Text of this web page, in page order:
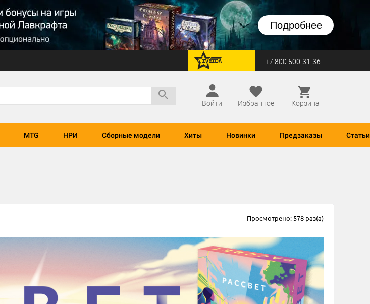
Подробнее
перейти на Zvezda +7 800 500-31-36
Войти
Избранное Корзина
MTG НРИ Сборные модели Хиты Новинки Предзаказы Статьи
Просмотрено: 578 раз(а)